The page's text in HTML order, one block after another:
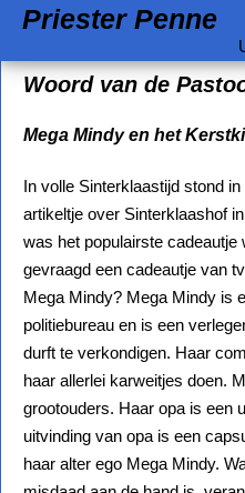
Priester Penne
Woord van de
Mega Mindy en het
In volle Sinterklaastijd stond
artikeltje over Sinterklaashof
was het populairste
gevraagd een cadeautje van
Mega Mindy? Mega Mindy is
politiebureau en is een
durft te verkondigen. Haar
haar allerlei karweitjes doen.
grootouders. Haar opa is een
uitvinding van opa is een
haar alter ego Mega Mindy.